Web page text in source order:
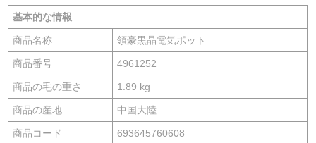
基本的な情報
商品名称 領豪黒晶電気ポット
商品番号 4961252
商品の毛の重さ 1.89 kg
商品の産地 中国大陸
商品コード 693645760608